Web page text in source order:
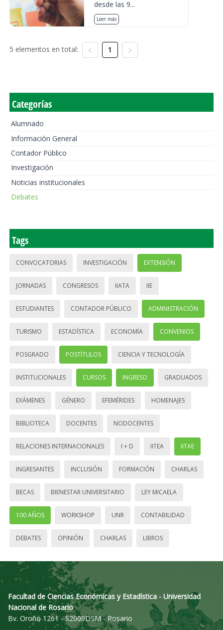
desde las 9...
Leer más
5 elementos en total: 1
Categorías
Alumnado
Información General
Contador Público
Investigación
Noticias institucionales
Debates
Tags
CONVOCATORIAS INVESTIGACIÓN EXTENSIÓN
JORNADAS CONGRESOS IIATA IIE
ESTUDIANTES CONTADOR PÚBLICO ADMINISTRACIÓN
TURISMO ESTADÍSTICA ECONOMÍA CONVENIOS
POSGRADO POSTÍTULOS CIENCIA Y TECNOLOGÍA
INSTITUCIONALES CURSOS INGRESO GRADUADOS
EXÁMENES GÉNERO EFEMÉRIDES HOMENAJES
BIBLIOTECA DOCENTES NODOCENTES
RELACIONES INTERNACIONALES I + D IITEA IITAE
INGRESANTES INCLUSIÓN FORMACIÓN CHARLAS
BECAS BIENESTAR UNIVERSITARIO LEY MICAELA
100 AÑOS WORKSHOP UNR CONTABILIDAD
DEBATES OPINIÓN CHARLAS LIBROS
Facultad de Ciencias Económicas y Estadística - Universidad
Nacional de Rosario
Bv. Oroño 1261 - S2000DSM - Rosario